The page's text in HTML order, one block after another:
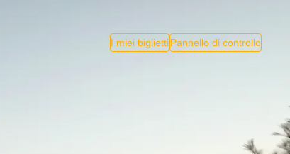
I miei bigliettiPannello di controllo